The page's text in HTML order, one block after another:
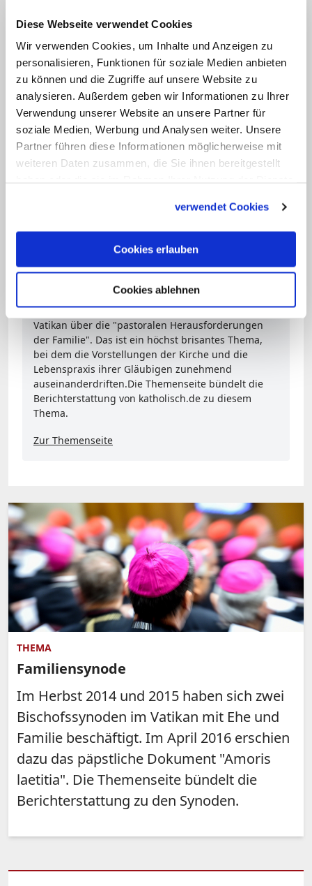
Diese Webseite verwendet Cookies
Wir verwenden Cookies, um Inhalte und Anzeigen zu
personalisieren, Funktionen für soziale Medien anbieten
zu können und die Zugriffe auf unsere Website zu
analysieren. Außerdem geben wir Informationen zu Ihrer
Verwendung unserer Website an unsere Partner für
soziale Medien, Werbung und Analysen weiter. Unsere
Partner führen diese Informationen möglicherweise mit
weiteren Daten zusammen, die Sie ihnen bereitgestellt
verwendet Cookies
Cookies erlauben
Cookies ablehnen
Bischofskonferenz auch über eine
"Theologie der Liebe", die Sexualität "als
kostbare Gabe Gottes zum Ausdruck von
Liebe versteht". Diese Ansätze gelte es
nun weiterzuentwickeln.
Die Einladung zu der Tagung mit rund 50
Teilnehmern war aus dem jährlichen
Bischofskonferenzen hervorgegangen,
hatte. (stz/KNA)
Themenseite: Familiensynode
Über zwei Jahre beraten Bischöfe und Laien im
Vatikan über die "pastoralen Herausforderungen
der Familie". Das ist ein höchst brisantes Thema,
bei dem die Vorstellungen der Kirche und die
Lebenspraxis ihrer Gläubigen zunehmend
auseinanderdriften.Die Themenseite bündelt die
Berichterstattung von katholisch.de zu diesem
Thema.
Zur Themenseite
THEMA
Familiensynode
Im Herbst 2014 und 2015 haben sich zwei
Bischofssynoden im Vatikan mit Ehe und
Familie beschäftigt. Im April 2016 erschien
dazu das päpstliche Dokument "Amoris
laetitia". Die Themenseite bündelt die
Berichterstattung zu den Synoden.